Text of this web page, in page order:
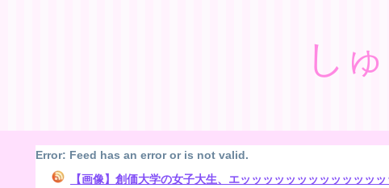
し
Error: Feed has an error or is not valid.
【画像】創価大学の女子大生、エッッッッッッッッッッッッッ